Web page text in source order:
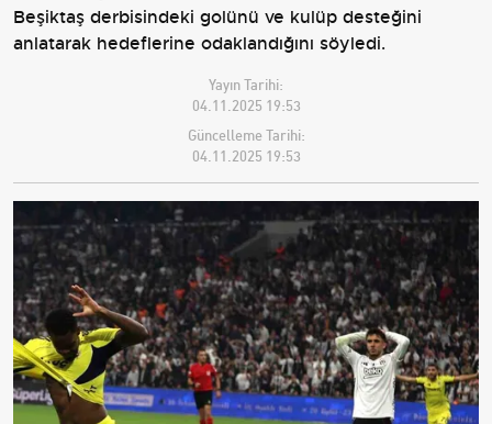
Beşiktaş derbisindeki golünü ve kulüp desteğini
anlatarak hedeflerine odaklandığını söyledi.
Yayın Tarihi:
04.11.2025 19:53
Güncelleme Tarihi:
04.11.2025 19:53